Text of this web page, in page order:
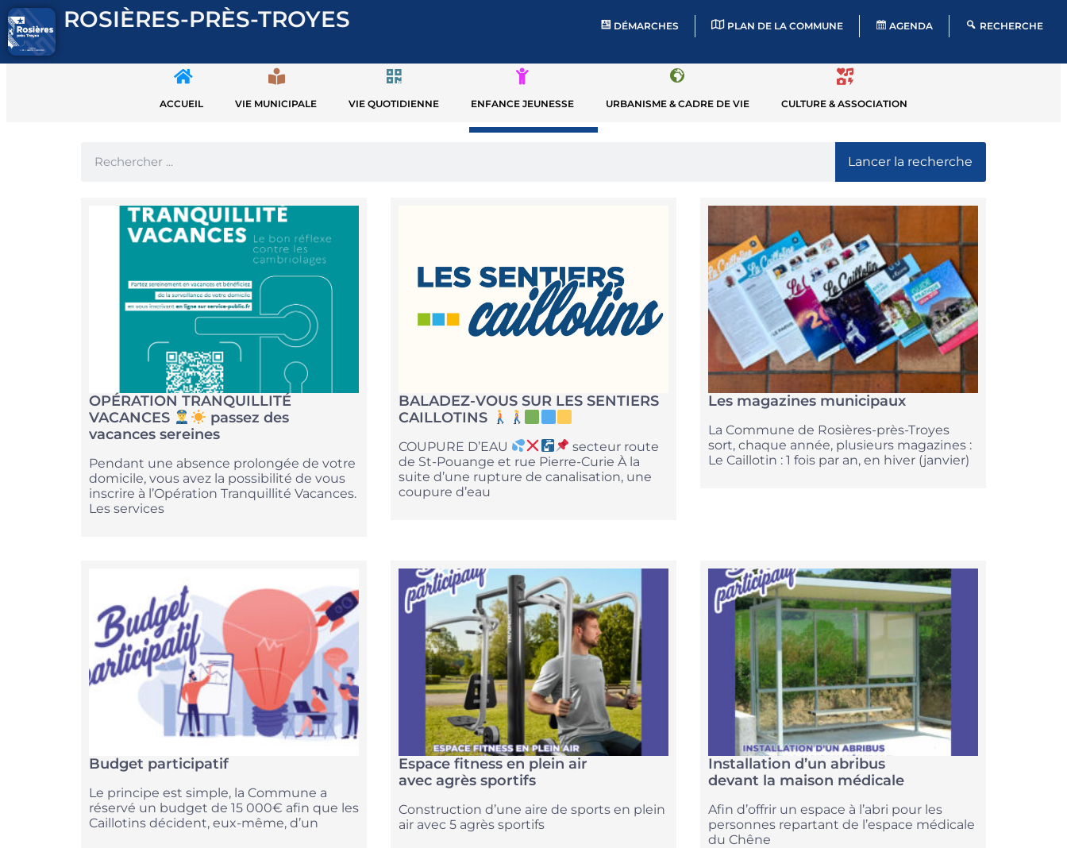
ROSIÈRES-PRÈS-TROYES DÉMARCHES PLAN DE LA COMMUNE AGENDA RECHERCHE
ACCUEIL VIE MUNICIPALE VIE QUOTIDIENNE ENFANCE JEUNESSE URBANISME & CADRE DE VIE CULTURE & ASSOCIATION
Votre recherche
Lancer la recherche
OPÉRATION TRANQUILLITÉ
VACANCES
passez des
vacances sereines
Pendant une absence prolongée de votre
domicile, vous avez la possibilité de vous
inscrire à l’Opération Tranquillité Vacances.
Les services
BALADEZ-VOUS SUR LES SENTIERS
CAILLOTINS
COUPURE D’EAU
secteur route
de St-Pouange et rue Pierre-Curie À la
suite d’une rupture de canalisation, une
coupure d’eau
Les magazines municipaux
La Commune de Rosières-près-Troyes
sort, chaque année, plusieurs magazines :
Le Caillotin : 1 fois par an, en hiver (janvier)
Budget participatif
Le principe est simple, la Commune a
réservé un budget de 15 000€ afin que les
Caillotins décident, eux-même, d’un
Espace fitness en plein air
avec agrès sportifs
Construction d’une aire de sports en plein
air avec 5 agrès sportifs
Installation d’un abribus
devant la maison médicale
Afin d’offrir un espace à l’abri pour les
personnes repartant de l’espace médicale
du Chêne